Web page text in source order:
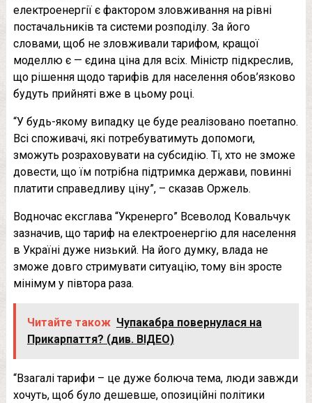
електроенергії є фактором зловживання на рівні
постачальників та системи розподілу. За його
словами, щоб не зловживали тарифом, кращої
моделлю є — єдина ціна для всіх. Міністр підкреслив,
що рішення щодо тарифів для населення обов’язково
будуть прийняті вже в цьому році.
“У будь-якому випадку це буде реалізовано поетапно.
Всі споживачі, які потребуватимуть допомоги,
зможуть розраховувати на субсидію. Ті, хто не зможе
довести, що їм потрібна підтримка держави, повинні
платити справедливу ціну”, – сказав Оржель.
Водночас ексглава “Укренерго” Всеволод Ковальчук
зазначив, що тариф на електроенергію для населення
в Україні дуже низький. На його думку, влада не
зможе довго стримувати ситуацію, тому він зросте
мінімум у півтора раза.
Читайте також Чупакабра повернулася на
Прикарпаття? (див. ВІДЕО)
“Взагалі тарифи – це дуже болюча тема, люди завжди
хочуть, щоб було дешевше, опозиційні політики